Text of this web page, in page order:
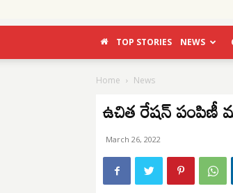
TOP STORIES NEWS
Home News
ఉచిత రేషన్ పంపిణీ
March 26, 2022